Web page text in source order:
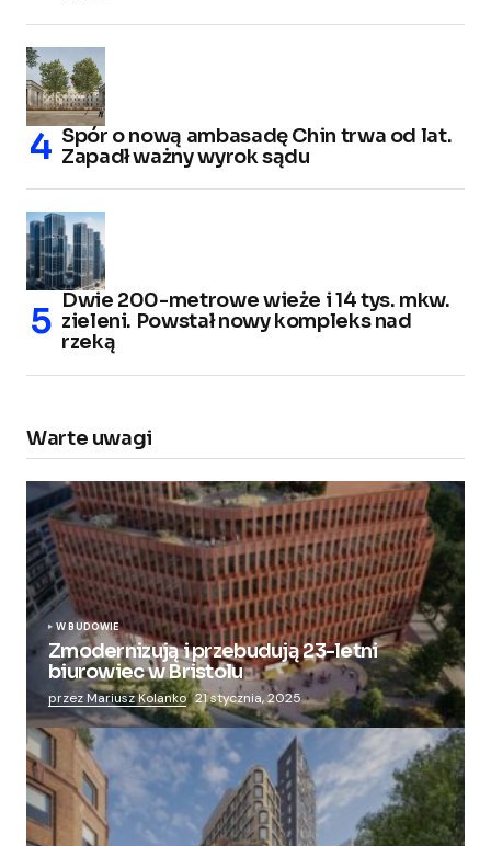
Spór o nową ambasadę Chin trwa od lat.
Zapadł ważny wyrok sądu
Dwie 200-metrowe wieże i 14 tys. mkw.
zieleni. Powstał nowy kompleks nad
rzeką
Warte uwagi
W BUDOWIE
Zmodernizują i przebudują 23-letni
biurowiec w Bristolu
przez Mariusz Kolanko 21 stycznia, 2025